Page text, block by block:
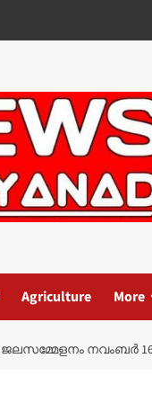
Agriculture More
ജലസമ്മേളനം നവംബര്‍